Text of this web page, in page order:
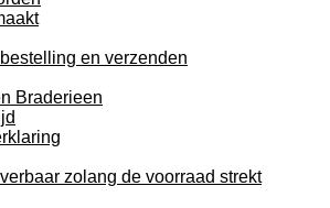
en verzenden
Braderieen
zolang de voorraad strekt